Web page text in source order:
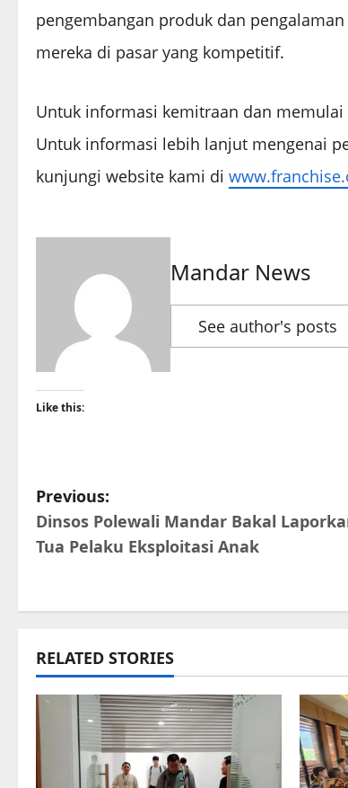
pengembangan produk dan
mereka di pasar yang kompetitif.
Untuk informasi kemitraan dan memulai
Untuk informasi lebih lanjut mengenai
kunjungi website kami di
Mandar News
See author's posts
Like this:
P
o
t
n
a
v
i
Previous:
Dinsos Polewali Mandar Bakal
Tua Pelaku Eksploitasi Anak
RELATED STORIES